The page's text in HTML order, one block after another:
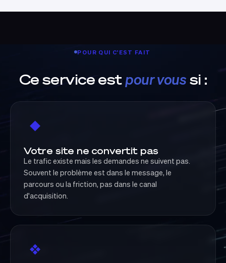
POUR QUI C'EST FAIT
Ce service est pour vous si :
◆
Votre site ne convertit pas
Le trafic existe mais les demandes ne suivent pas.
Souvent le problème est dans le message, le
parcours ou la friction, pas dans le canal
d'acquisition.
❖